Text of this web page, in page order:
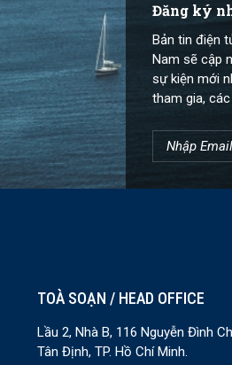
Đăng ký
Bản tin điện
Nam sẽ cập
sự kiện mới
tham gia,
TOÀ SOẠN / HEAD OFFICE
Lầu 2, Nhà B, 116 Nguyễn Đình
Tân Định, TP. Hồ Chí Minh.